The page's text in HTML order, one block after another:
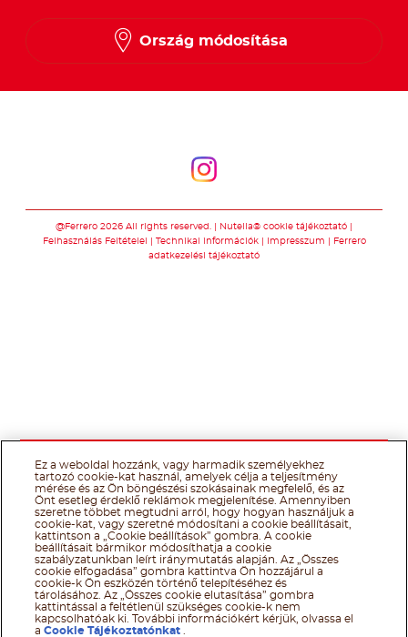
Ország módosítása
@Ferrero 2026 All rights reserved.
Nutella® cookie tájékoztató
Felhasználás Feltételei
Technikai információk Impresszum
Ferrero
adatkezelési tájékoztató
Ez a weboldal hozzánk, vagy harmadik személyekhez
tartozó cookie-kat használ, amelyek célja a teljesítmény
mérése és az Ön böngészési szokásainak megfelelő, és az
Önt esetleg érdeklő reklámok megjelenítése. Amennyiben
szeretne többet megtudni arról, hogy hogyan használjuk a
cookie-kat, vagy szeretné módosítani a cookie beállításait,
kattintson a „Cookie beállítások” gombra. A cookie
beállításait bármikor módosíthatja a cookie
szabályzatunkban leírt iránymutatás alapján. Az „Összes
cookie elfogadása” gombra kattintva Ön hozzájárul a
cookie-k Ön eszközén történő telepítéséhez és
tárolásához. Az „Összes cookie elutasítása” gombra
kattintással a feltétlenül szükséges cookie-k nem
kapcsolhatóak ki. További információkért kérjük, olvassa el
aCookie Tájékoztatónkat